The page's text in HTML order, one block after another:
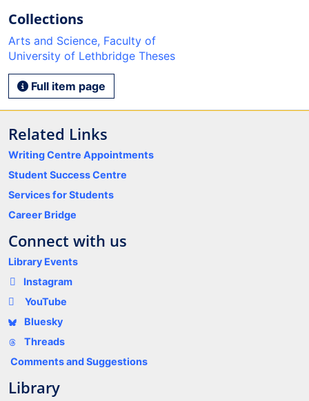
Collections
Arts and Science, Faculty of
University of Lethbridge Theses
Full item page
Related Links
Writing Centre Appointments
Student Success Centre
Services for Students
Career Bridge
Connect with us
Library Events
Instagram
YouTube
Bluesky
Threads
Comments and Suggestions
Library